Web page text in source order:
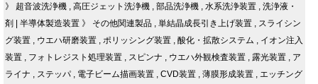
》 超音波洗浄機 , 高圧ジェット洗浄機 , 部品洗浄機 , 水系洗浄装置 , 洗浄液・
剤
半導体製造装置 》 その他関連製品 , 単結晶成長引き上げ装置 , スライシン
グ装置 , ウエハ研磨装置 , ポリッシング装置 , 酸化・拡散システム , イオン注入
装置 , フォトレジスト処理装置 , スピンナ , ウエハ外観検査装置 , 露光装置 , ア
ライナ , ステッパ , 電子ビーム描画装置 , CVD装置 , 薄膜形成装置 , エッチング